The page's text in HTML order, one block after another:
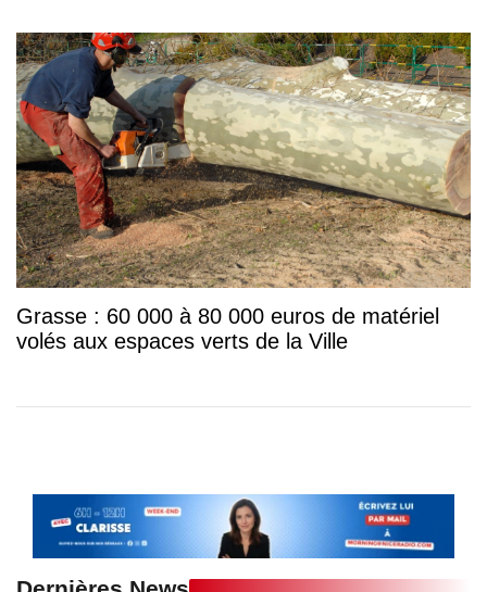
Grasse : 60 000 à 80 000 euros de matériel
volés aux espaces verts de la Ville